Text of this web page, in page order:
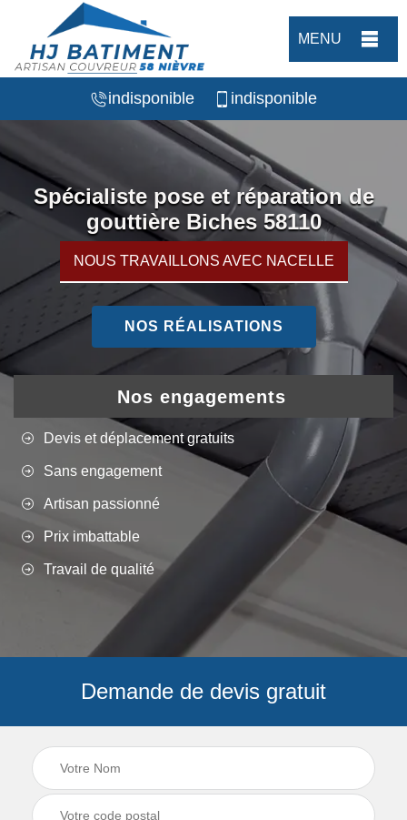
MENU
indisponible indisponible
Spécialiste pose et réparation de
gouttière Biches 58110
NOUS TRAVAILLONS AVEC NACELLE
NOS RÉALISATIONS
Nos engagements
Devis et déplacement gratuits
Sans engagement
Artisan passionné
Prix imbattable
Travail de qualité
Demande de devis gratuit